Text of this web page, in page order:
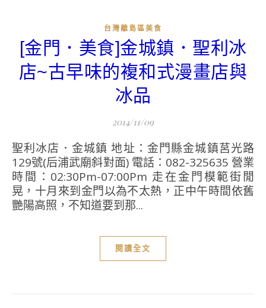
台灣離島區美食
[金門．美食]金城鎮．聖利冰
店~古早味的複和式漫畫店與
冰品
2014/11/09
聖利冰店．金城鎮 地址：金門縣金城鎮莒光路
129號(后浦武廟斜對面) 電話：082-325635 營業
時間：02:30Pm-07:00Pm 走在金門模範街閒
晃，十月來到金門以為不太熱，正中午時間依舊
艷陽高照，不知道要到那...
閱讀全文